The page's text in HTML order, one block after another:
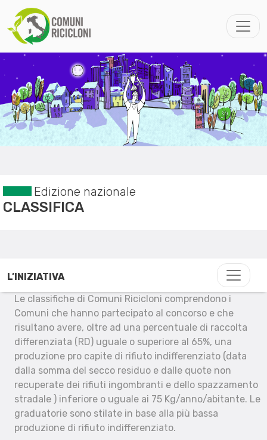
Edizione nazionale
CLASSIFICA
L’INIZIATIVA
Le classifiche di Comuni Ricicloni comprendono i
Comuni che hanno partecipato al concorso e che
risultano avere, oltre ad una percentuale di raccolta
differenziata (RD) uguale o superiore al 65%, una
produzione pro capite di rifiuto indifferenziato (data
dalla somma del secco residuo e dalle quote non
recuperate dei rifiuti ingombranti e dello spazzamento
stradale ) inferiore o uguale ai 75 Kg/anno/abitante. Le
graduatorie sono stilate in base alla più bassa
produzione di rifiuto indifferenziato.